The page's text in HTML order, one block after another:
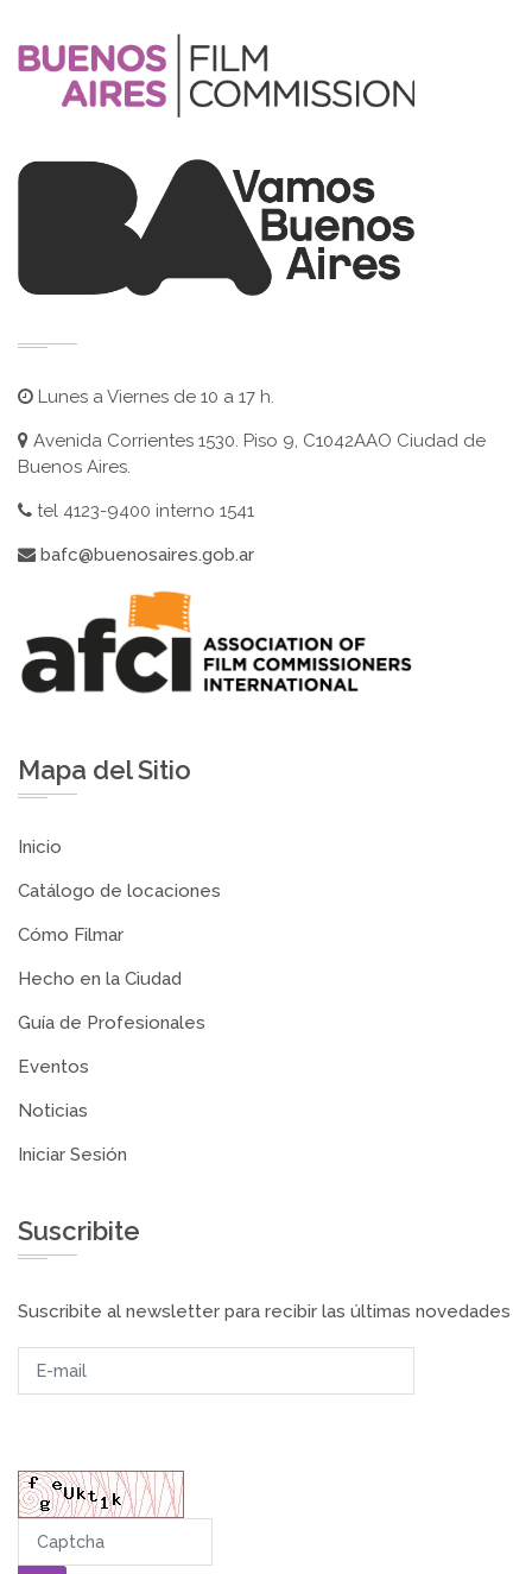
Lunes a Viernes de 10 a 17 h.
Avenida Corrientes 1530. Piso 9, C1042AAO Ciudad de
Buenos Aires.
tel 4123-9400 interno 1541
bafc@buenosaires.gob.ar
Mapa del Sitio
Inicio
Catálogo de locaciones
Cómo Filmar
Hecho en la Ciudad
Guía de Profesionales
Eventos
Noticias
Iniciar Sesión
Suscribite
Suscribite al newsletter para recibir las últimas novedades